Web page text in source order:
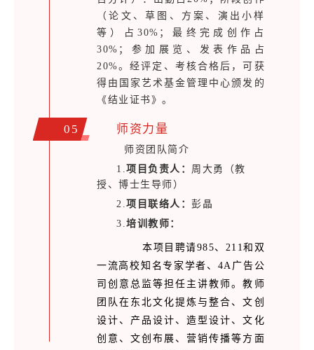
（论文、草图、方案、演出小样
等）占30%；最终完成创作占
30%；参加展览、发表作品占
20%。经评定、考核合格后，可获
得由国家艺术基金管理中心颁发的
《结业证书》。
05 师资力量
师资团队简介
1. 项目 负责人： 周大勇（教
授、博士生导师）
2. 项目联络人： 彭晶
3. 培训教师 ：
本项目聘请985、211和双
一流高校知名专家学者、4A广告公
司创意总监等担任主讲教师。教师
团队在东北文化提炼与整合、文创
设计、产品设计、造型设计、文化
创意、文创布展、营销传播等方面